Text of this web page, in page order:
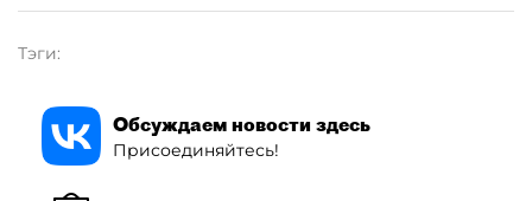
Тэги:
Обсуждаем новости здесь
Присоединяйтесь!